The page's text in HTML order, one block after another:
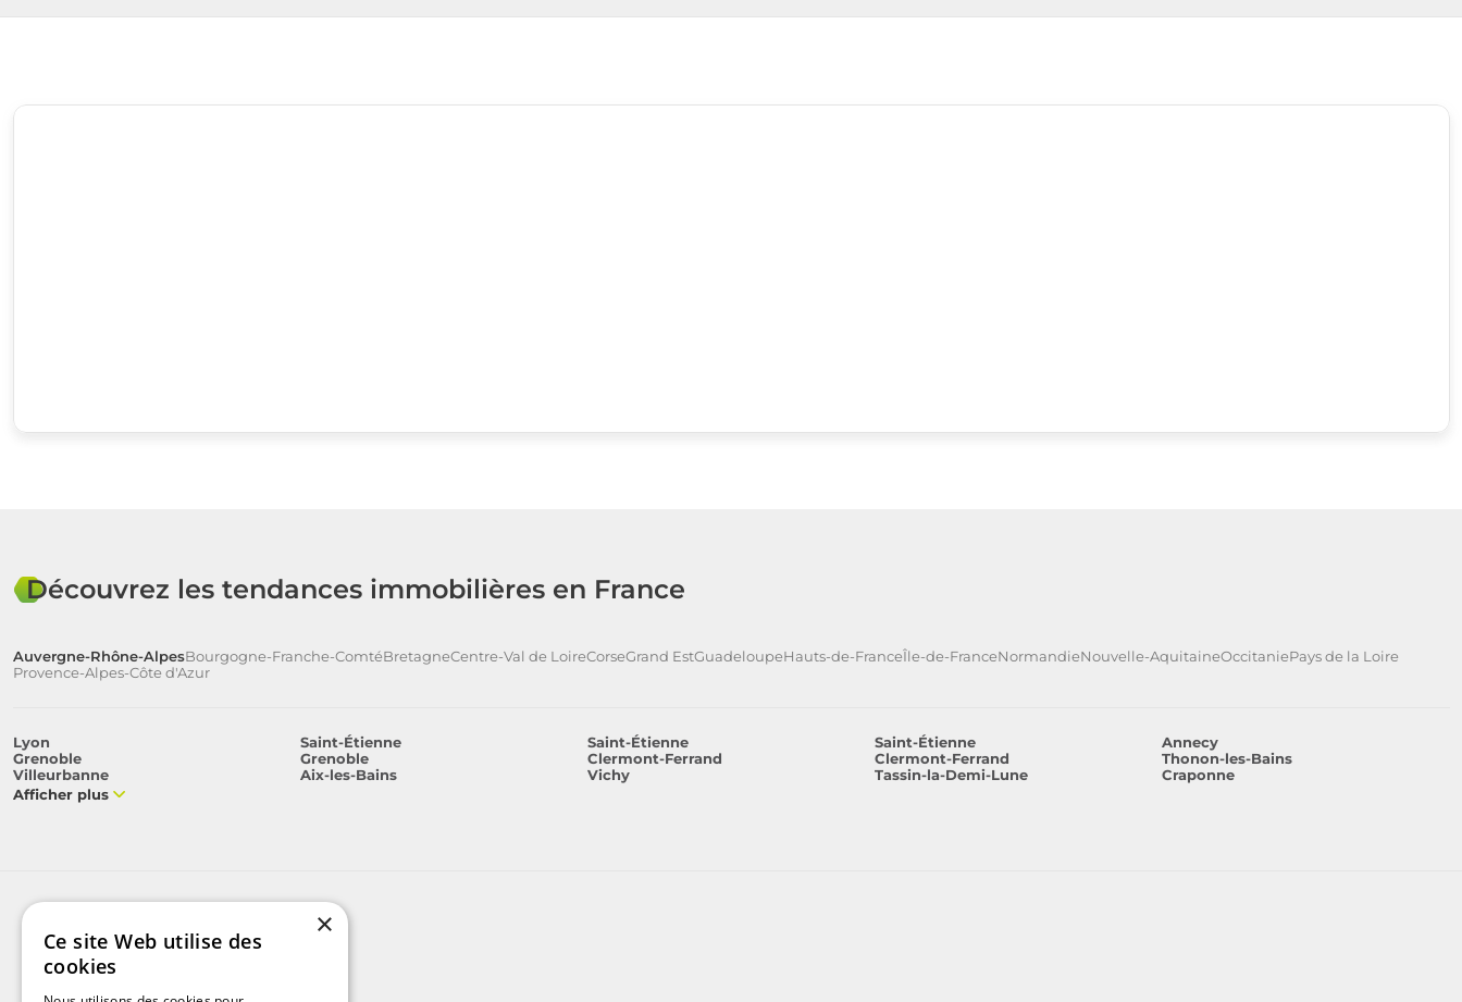
Découvrez les tendances immobilières en France
Auvergne-Rhône-AlpesBourgogne-Franche-ComtéBretagneCentre-Val de LoireCorseGrand EstGuadeloupeHauts-de-FranceÎle-de-FranceNormandieNouvelle-AquitaineOccitaniePays de la Loire
Provence-Alpes-Côte d'Azur
Lyon Saint-Étienne Saint-Étienne Saint-Étienne
Annecy
Grenoble
Grenoble Clermont-Ferrand Clermont-Ferrand
Thonon-les-Bains
Villeurbanne
Aix-les-Bains Vichy Tassin-la-Demi-Lune
Craponne
Afficher plus
×
Ce site Web utilise des
cookies